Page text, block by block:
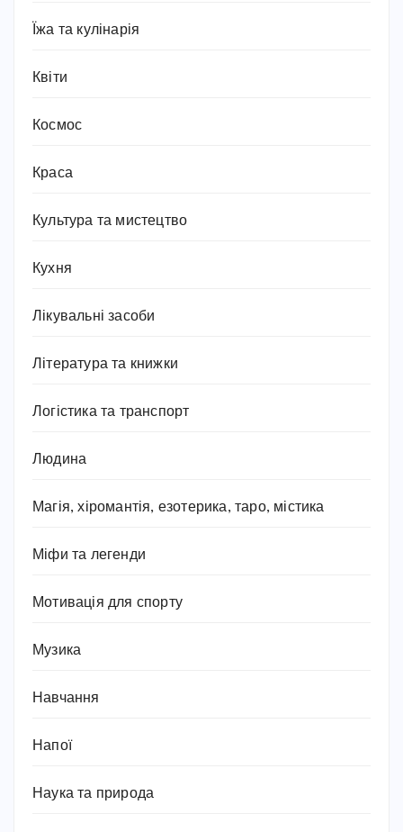
Їжа та кулінарія
Квіти
Космос
Краса
Культура та мистецтво
Кухня
Лікувальні засоби
Література та книжки
Логістика та транспорт
Людина
Магія, хіромантія, езотерика, таро, містика
Міфи та легенди
Мотивація для спорту
Музика
Навчання
Напої
Наука та природа